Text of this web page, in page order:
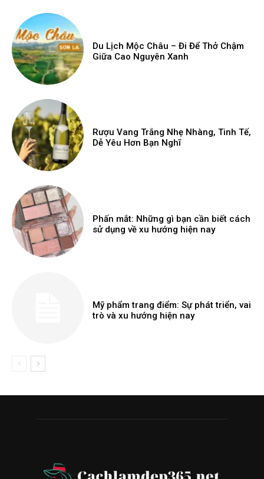
Du Lịch Mộc Châu – Đi Để Thở Chậm
Giữa Cao Nguyên Xanh
Rượu Vang Trắng Nhẹ Nhàng, Tinh Tế,
Dễ Yêu Hơn Bạn Nghĩ
Phấn mắt: Những gì bạn cần biết cách
sử dụng về xu hướng hiện nay
Mỹ phẩm trang điểm: Sự phát triển, vai
trò và xu hướng hiện nay